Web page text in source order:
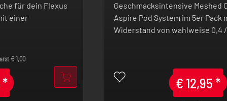
€1,00
*
für dein Flexus
einer
€12,95*
Geschmacksintensive Meshed
Aspire Pod System im 5er Pack
Widerstand von wahlweise 0,4